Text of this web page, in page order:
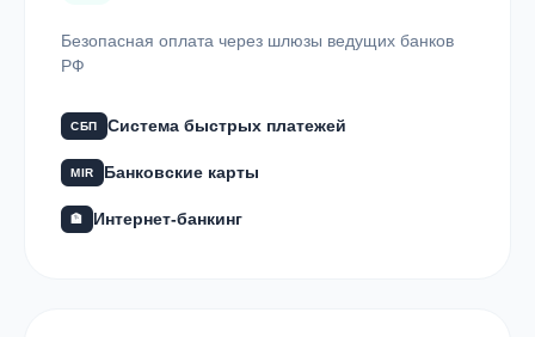
Безопасная оплата через шлюзы ведущих банков
РФ
СБП Система быстрых платежей
MIR Банковские карты
🏦 Интернет-банкинг